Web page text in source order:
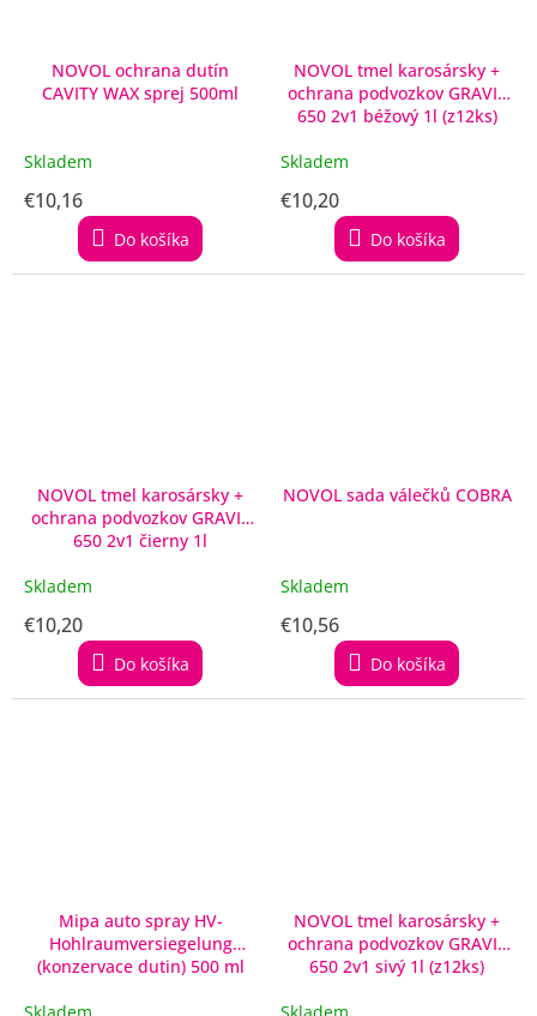
NOVOL ochrana dutín
CAVITY WAX sprej 500ml
Skladem
€10,16
Do košíka
NOVOL tmel karosársky +
ochrana podvozkov GRAVIT
650 2v1 béžový 1l (z12ks)
Skladem
€10,20
Do košíka
NOVOL tmel karosársky +
ochrana podvozkov GRAVIT
650 2v1 čierny 1l
Skladem
€10,20
Do košíka
NOVOL sada válečků COBRA
Skladem
€10,56
Do košíka
Mipa auto spray HV-
Hohlraumversiegelung
(konzervace dutin) 500 ml
NOVOL tmel karosársky +
ochrana podvozkov GRAVIT
650 2v1 sivý 1l (z12ks)